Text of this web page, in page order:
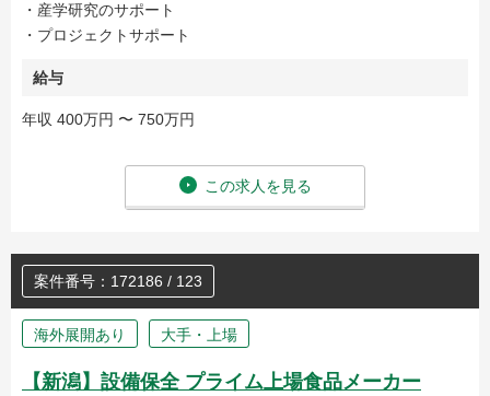
・産学研究のサポート
・プロジェクトサポート
給与
年収 400万円 〜 750万円
この求人を見る
案件番号：172186 / 123
海外展開あり 大手・上場
【新潟】設備保全 プライム上場食品メーカー